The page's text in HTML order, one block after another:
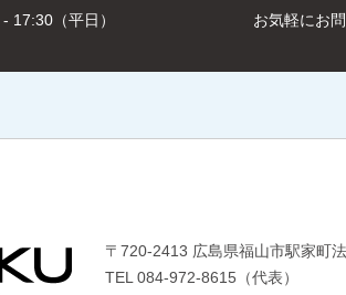
（平日） お気軽にお
〒720-2413 広島県福山市駅家町
TEL 084-972-8615（代表）